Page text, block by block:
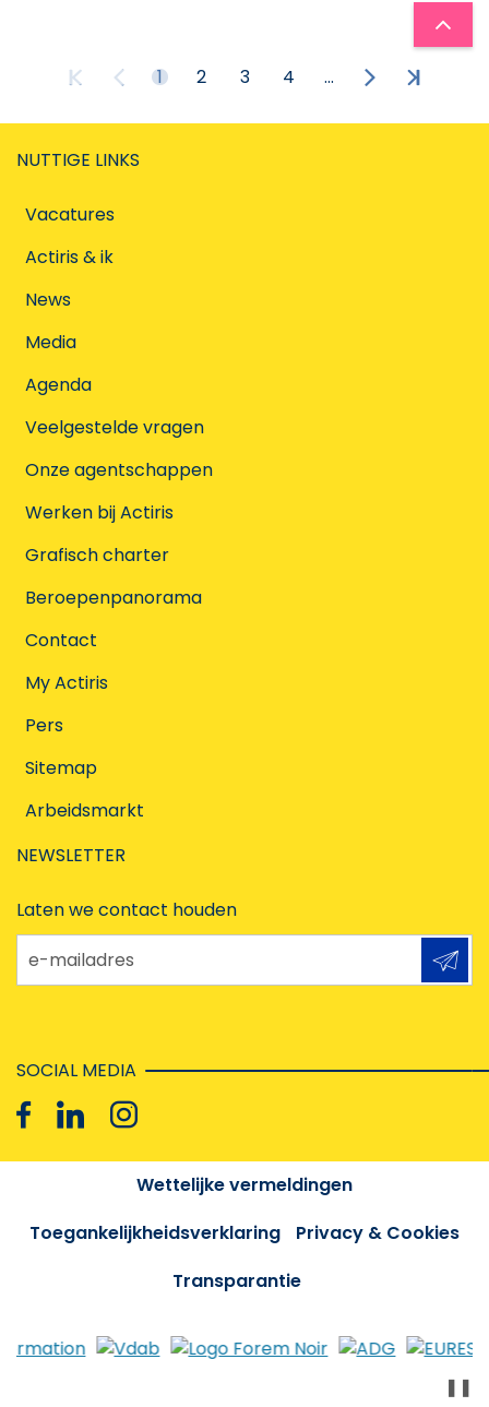
1 2 3 4 ...
NUTTIGE LINKS
Vacatures
Actiris & ik
News
Media
Agenda
Veelgestelde vragen
Onze agentschappen
Werken bij Actiris
Grafisch charter
Beroepenpanorama
Contact
My Actiris
Pers
Sitemap
Arbeidsmarkt
NEWSLETTER
Laten we contact houden
e-mailadres
SOCIAL MEDIA
Wettelijke vermeldingen
Toegankelijkheidsverklaring
Privacy & Cookies
Transparantie
❚❚